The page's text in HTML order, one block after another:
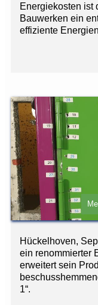
Energiekosten ist
Bauwerken ein
effiziente
Hückelhoven,
ein renommierter
erweitert sein
1“.